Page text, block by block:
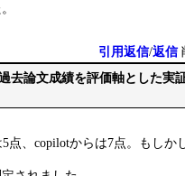
引用返信/返信
去論文成績を評価軸とした実
点、copilotからは7点。もしか